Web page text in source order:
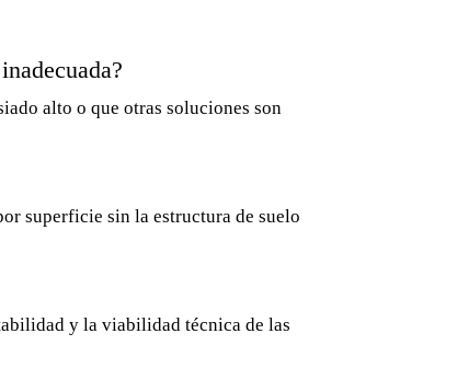
alto o que otras soluciones son
superficie sin la estructura de suelo
y la viabilidad técnica de las